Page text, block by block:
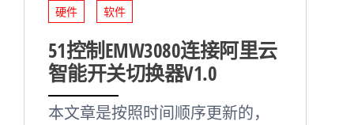
硬件 软件
51控制EMW3080连接阿里云
智能开关切换器V1.0
本文章是按照时间顺序更新的，